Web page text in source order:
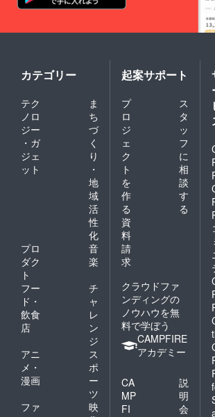
カテゴリー
テク
ノロ
ジー
・ガ
ジェ
ット
ま
ち
づ
く
り
・
地
域
活
性
化
プロ
ダク
ト
音
楽
フー
ド・
飲食
店
チ
ャ
レ
ン
ジ
アニ
メ・
漫画
ス
ポ
ー
ツ
ファ
映
起案サポート
プ
ロ
ジ
ェ
ク
ト
を
作
る
ス
タ
ッ
フ
に
相
談
す
る
資
料
請
求
クラウドファ
ンディングの
ノウハウを無
料で学ぼう
CAMPFIRE
アカデミー
CA
MP
FI
説
明
会